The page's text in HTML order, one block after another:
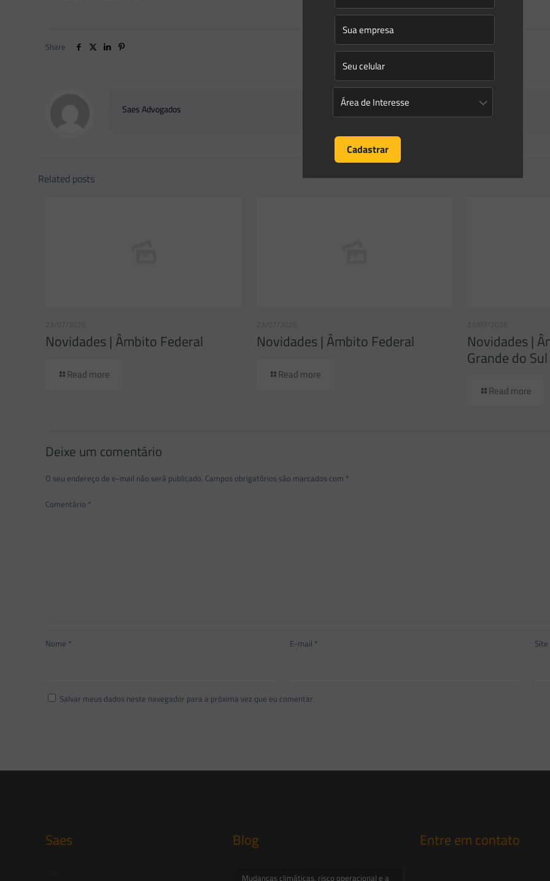
Share
Saes Advogados
Related posts
23/07/2026
Novidades | Âmbito Federal
Read more
23/07/2026
Novidades | Âmbito Federal
Read more
23/07/2026
Novidades |
Grande do Sul
Read more
Deixe um comentário
O seu endereço de e-mail não será publicado. Campos obrigatórios são marcados com *
Comentário *
Nome * E-mail * Site
Salvar meus dados neste navegador para a próxima vez que eu comentar.
Saes Blog
Mudanças climáticas, risco operacional e a
Entre em contato